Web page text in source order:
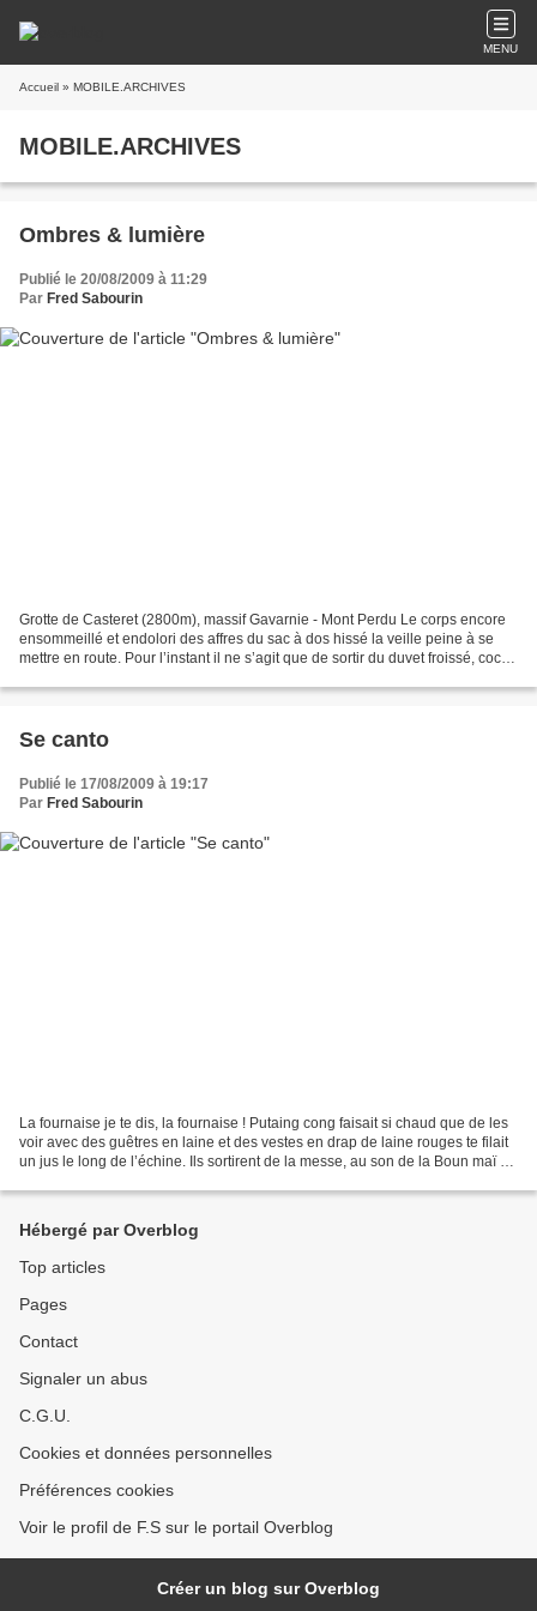
MENU
Accueil » MOBILE.ARCHIVES
MOBILE.ARCHIVES
Ombres & lumière
Publié le 20/08/2009 à 11:29
Par Fred Sabourin
Grotte de Casteret (2800m), massif Gavarnie - Mont Perdu Le corps encore
ensommeillé et endolori des affres du sac à dos hissé la veille peine à se
mettre en route. Pour l’instant il ne s’agit que de sortir du duvet froissé, cocon
Se canto
Publié le 17/08/2009 à 19:17
Par Fred Sabourin
La fournaise je te dis, la fournaise ! Putaing cong faisait si chaud que de les
voir avec des guêtres en laine et des vestes en drap de laine rouges te filait
un jus le long de l’échine. Ils sortirent de la messe, au son de la Boun maï et
Hébergé par Overblog
Top articles
Pages
Contact
Signaler un abus
C.G.U.
Cookies et données personnelles
Préférences cookies
Voir le profil de F.S sur le portail Overblog
Créer un blog sur Overblog